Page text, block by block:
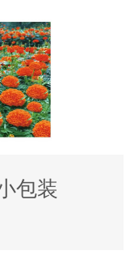
包装